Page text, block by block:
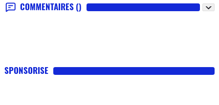
COMMENTAIRES ()
SPONSORISE